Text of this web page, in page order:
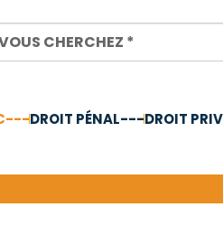
DROIT PÉNAL---DROIT